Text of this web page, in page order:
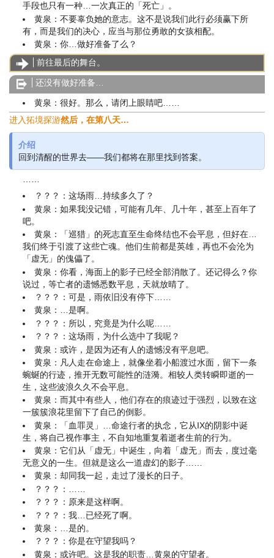
手段也只有一种…一次真正的「死亡」。
黄泉：不要辜负她的意志。这不是说我们此行必须赢下所
有，而是我们的决心，应当与那位勇敢的女孩相配。
黄泉：你…做好准备了么？
前往最后的舞台。
还没有做好准备…
黄泉：很好。那么，请闭上眼睛吧……
进入拓境探游然后，在第八天…
介绍
回到清醒的世界去——我们都将在那里找到答案。
……
？？？：这场雨…持续多久了？
黄泉：如果我没记错，可能有几年、几十年，甚至上百年了
吧。
黄泉：「巡猎」的死志直至生命终结也不会平息，但好在…
我们终于引渡了这些亡魂。他们生前都是英雄，再也不会沦为
「虚无」的傀儡了。
黄泉：你看，海面上的影子已经全部消散了。还记得么？你
说过，等亡者的遗憾悉数平息，天就放晴了。
？？？：可是，雨依旧没有停下……
黄泉：…是啊。
？？？：所以，究竟是为什么呢……
？？？：这场雨，为什么选中了我呢？
黄泉：或许，是因为还有人的遗憾没有平息吧。
黄泉：凡人走在命途上，就像坐着小船渡过水面，留下一条
蜿蜒的行迹，推开无数可能性的涟漪。相较人类转瞬即逝的一
生，这些波浪久久不会平息。
黄泉：而其中有些人，他们存在的痕迹过于强烈，以致在这
一簇簇浪花里留下了自己的倒影。
黄泉：「血罪灵」…命途行者的执念，它从IX的阴影中诞
生，将自己视作事主，不自知地重复着逝者生前的行为。
黄泉：它们从「虚无」中诞生，向着「虚无」而去，度过毫
无意义的一生。但就是这么一道虚幻的影子……
黄泉：却同我一起，走过了漫长的日子。
？？？：……
？？？：原来是这样啊。
？？？：我…已经死了啊。
黄泉：…是的。
？？？：你是在守望我吗？
黄泉：或许吧。这是我的职责…黄泉的守望者。